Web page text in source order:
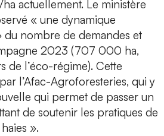
actuellement. Le ministère
« une dynamique
du nombre de demandes et
2023 (707 000 ha,
de l’éco-régime). Cette
l’Afac-Agroforesteries, qui y
qui permet de passer un
de soutenir les pratiques de
».